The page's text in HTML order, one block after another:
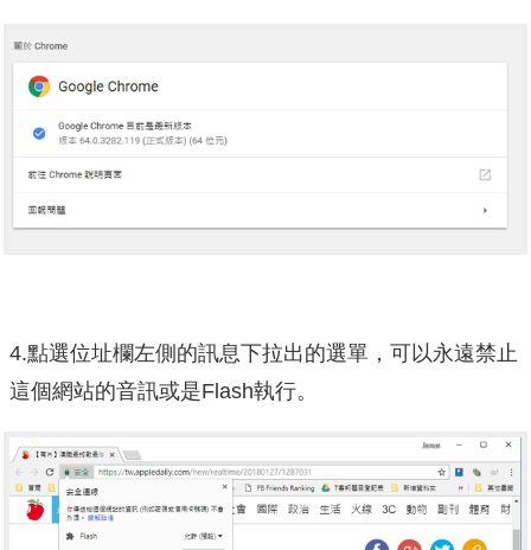
4.點選位址欄左側的訊息下拉出的選單，可以永遠禁止
這個網站的音訊或是Flash執行。